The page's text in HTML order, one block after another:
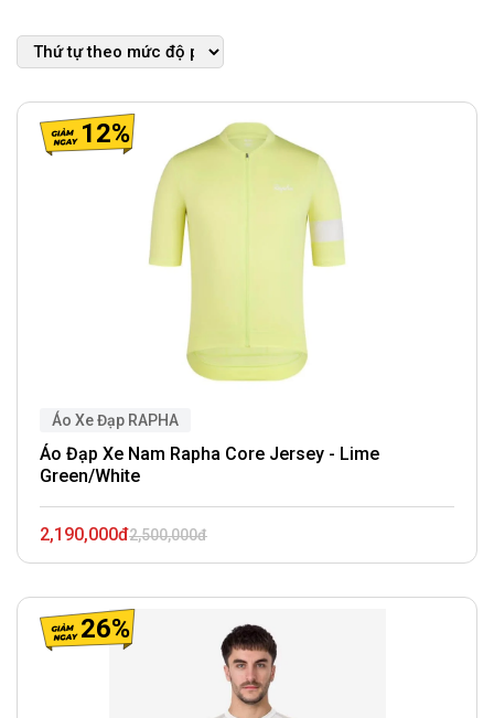
12%
Áo Xe Đạp RAPHA
Áo Đạp Xe Nam Rapha Core Jersey - Lime
Green/White
2,190,000đ2,500,000đ
26%